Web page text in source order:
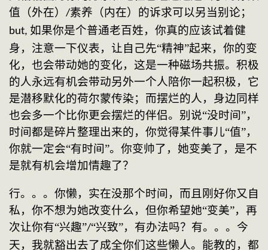
值（外在） /素养（内在）的诉求可以另当别论；
but, 如果你是个普通老百姓，你真的应该试着健
身，注意一下仪表，让自己先“精神”起来，你的变
化，也会带动她的变化，这是一种磁场共振。积极
的人永远有机会带动另外一个人陪你一起积极，它
是潜移默化的荷尔蒙传染；而摆烂的人，身边同样
也会多一个比你更会摆烂的伴侣。别说“没时间”，
时间都是碎片整理出来的，你觉得某件事儿“值”，
你就一定会“有时间”。你变帅了，她变美了，是不
是就有机会增加情趣了？
行。。。你懒，实在没那个时间，而且刚好你又自
私，你不想为她改变什么，但你希望她“变美”，再
次让你有“兴趣”/“兴致”，有办法吗？有。。。今
天，我就豁出去了成全你们这些懒人。能教的，都